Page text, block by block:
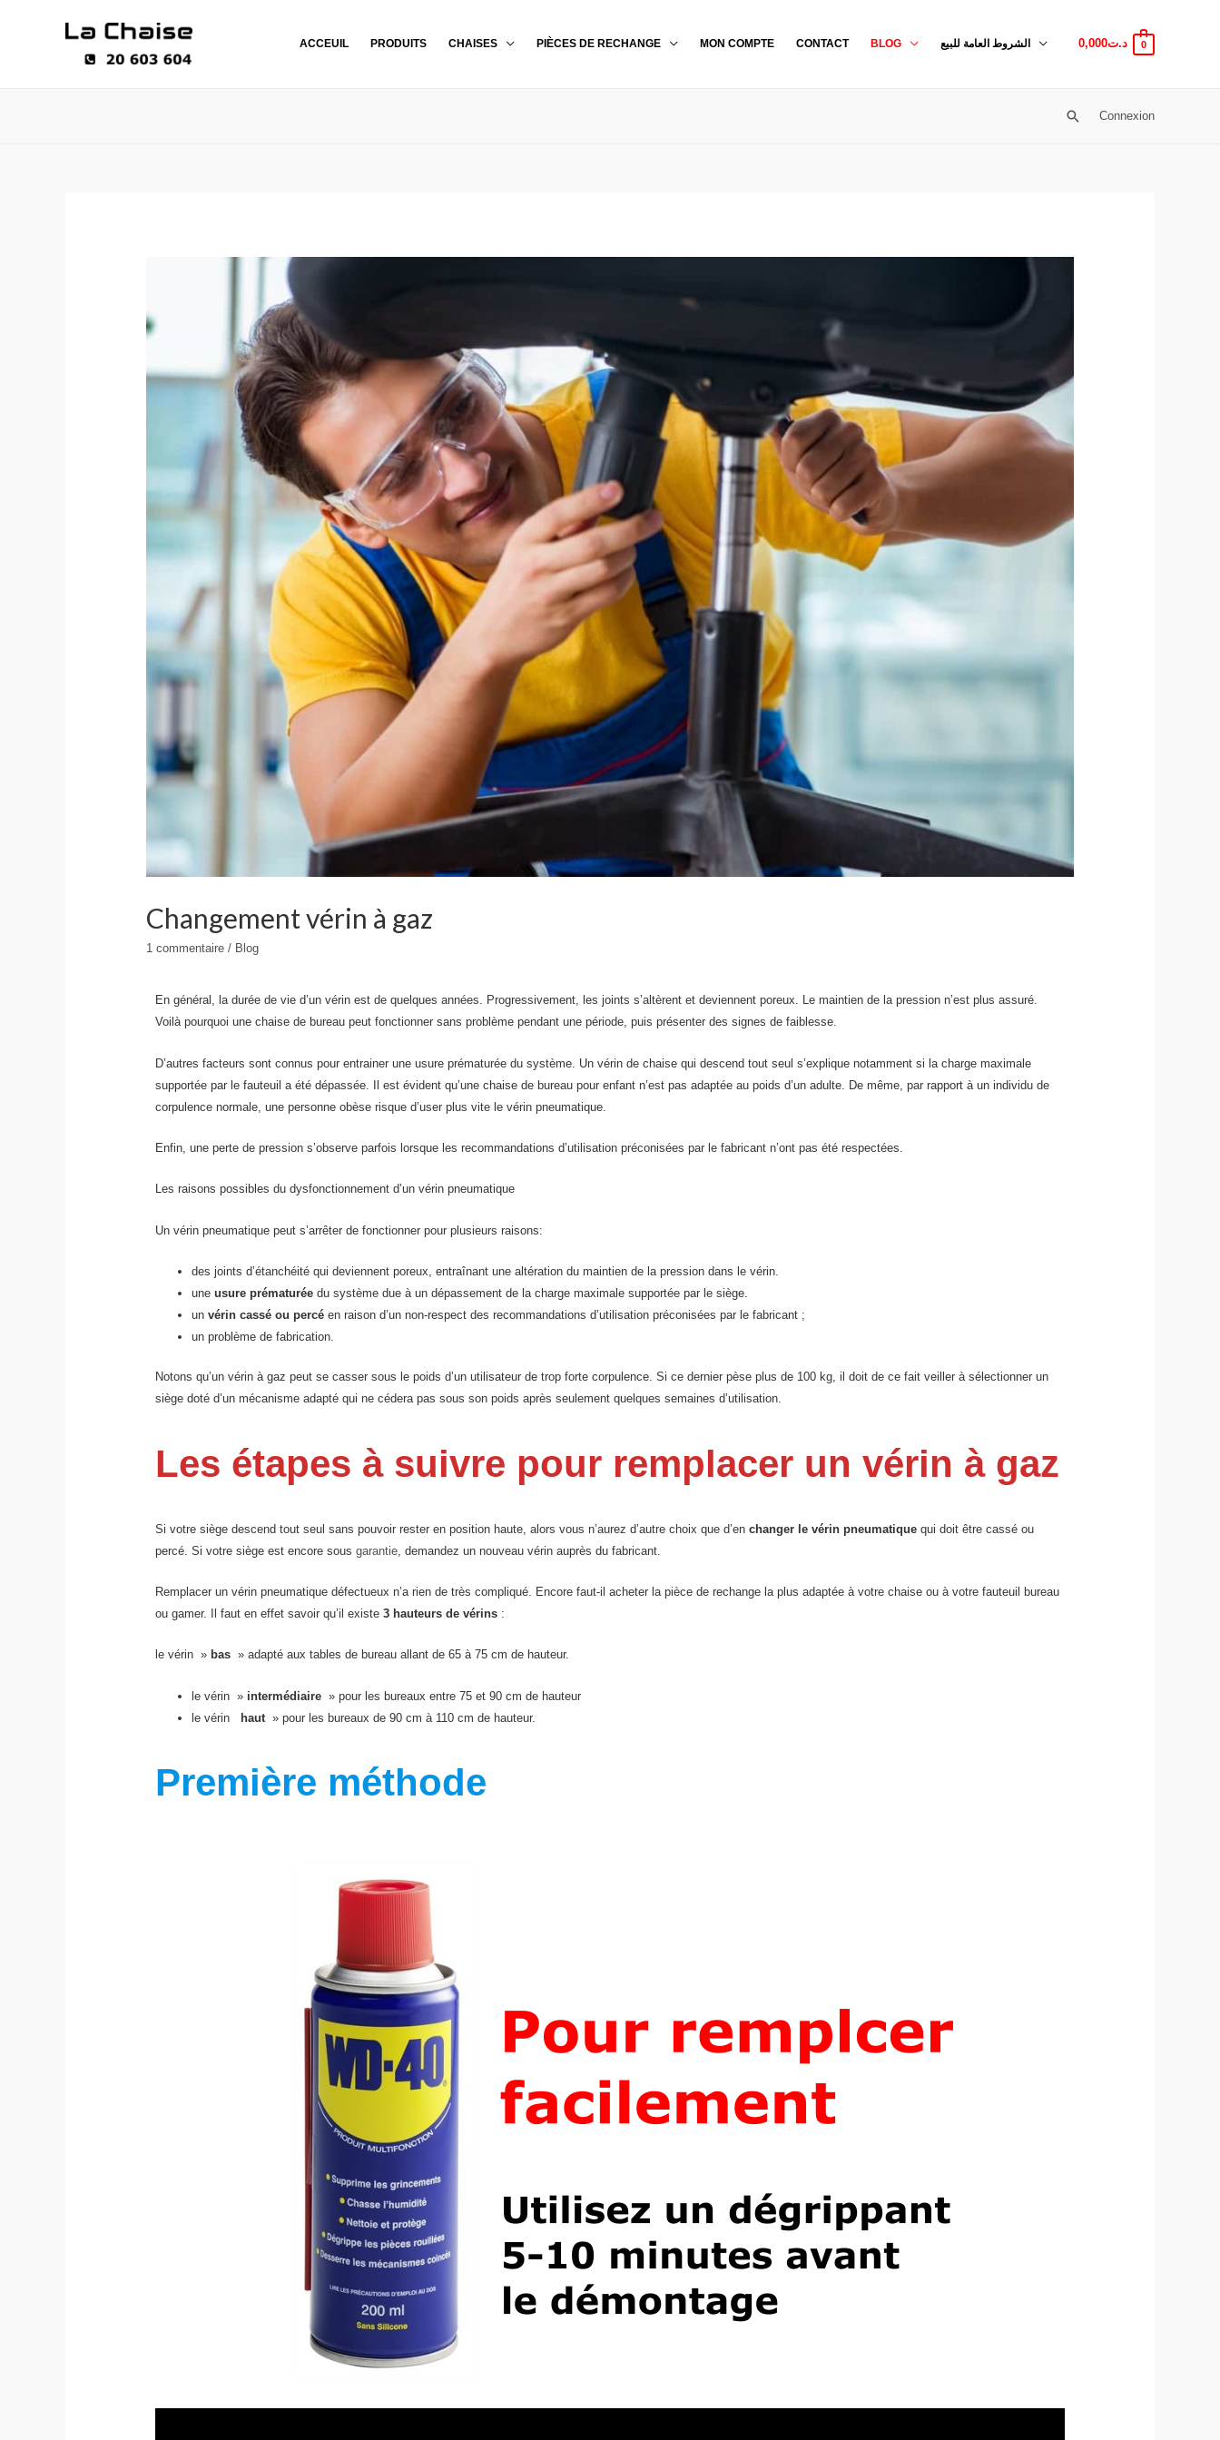
ACCEUIL PRODUITS CHAISES PIÈCES DE RECHANGE MON COMPTE CONTACT BLOG الشروط العامة للبيع د.ت0,000 0
Connexion
Changement vérin à gaz
1 commentaire / Blog
En général, la durée de vie d’un vérin est de quelques années. Progressivement, les joints s’altèrent et deviennent poreux. Le maintien de la pression n’est plus assuré.
Voilà pourquoi une chaise de bureau peut fonctionner sans problème pendant une période, puis présenter des signes de faiblesse.
D’autres facteurs sont connus pour entrainer une usure prématurée du système. Un vérin de chaise qui descend tout seul s’explique notamment si la charge maximale
supportée par le fauteuil a été dépassée. Il est évident qu’une chaise de bureau pour enfant n’est pas adaptée au poids d’un adulte. De même, par rapport à un individu de
corpulence normale, une personne obèse risque d’user plus vite le vérin pneumatique.
Enfin, une perte de pression s’observe parfois lorsque les recommandations d’utilisation préconisées par le fabricant n’ont pas été respectées.
Les raisons possibles du dysfonctionnement d’un vérin pneumatique
Un vérin pneumatique peut s’arrêter de fonctionner pour plusieurs raisons:
des joints d’étanchéité qui deviennent poreux, entraînant une altération du maintien de la pression dans le vérin.
une usure prématuréedu système due à un dépassement de la charge maximale supportée par le siège.
un vérin cassé ou percéen raison d’un non-respect des recommandations d’utilisation préconisées par le fabricant ;
un problème de fabrication.
Notons qu’un vérin à gaz peut se casser sous le poids d’un utilisateur de trop forte corpulence. Si ce dernier pèse plus de 100 kg, il doit de ce fait veiller à sélectionner un
siège doté d’un mécanisme adapté qui ne cédera pas sous son poids après seulement quelques semaines d’utilisation.
Les étapes à suivre pour remplacer un vérin à gaz
Si votre siège descend tout seul sans pouvoir rester en position haute, alors vous n’aurez d’autre choix que d’en changer le vérin pneumatiquequi doit être cassé ou
percé. Si votre siège est encore sous garantie, demandez un nouveau vérin auprès du fabricant.
Remplacer un vérin pneumatique défectueux n’a rien de très compliqué. Encore faut-il acheter la pièce de rechange la plus adaptée à votre chaise ou à votre fauteuil bureau
ou gamer. Il faut en effet savoir qu’il existe3 hauteurs de vérins:
le vérin » bas» adapté aux tables de bureau allant de 65 à 75 cm de hauteur.
le vérin » intermédiaire» pour les bureaux entre 75 et 90 cm de hauteur
le vérin haut» pour les bureaux de 90 cm à 110 cm de hauteur.
Première méthode